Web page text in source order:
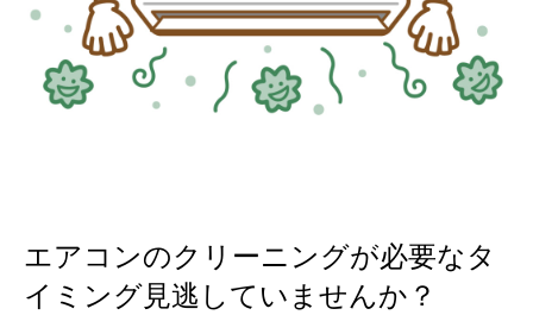
エアコンのクリーニングが必要なタ
イミング見逃していませんか？